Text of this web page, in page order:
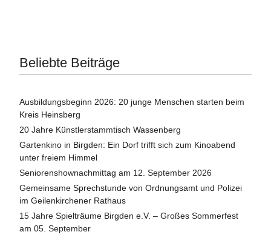
Beliebte Beiträge
Ausbildungsbeginn 2026: 20 junge Menschen starten beim
Kreis Heinsberg
20 Jahre Künstlerstammtisch Wassenberg
Gartenkino in Birgden: Ein Dorf trifft sich zum Kinoabend
unter freiem Himmel
Seniorenshownachmittag am 12. September 2026
Gemeinsame Sprechstunde von Ordnungsamt und Polizei
im Geilenkirchener Rathaus
15 Jahre Spielträume Birgden e.V. – Großes Sommerfest
am 05. September